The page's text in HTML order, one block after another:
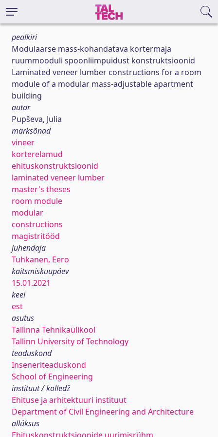
pealkiri
Modulaarse mass-kohandatava kortermaja
ruummooduli spoonliimpuidust konstruktsioonid
Laminated veneer lumber constructions for a room
module of a modular mass-adjustable apartment
building
autor
Pupševa, Julia
märksõnad
vineer
korterelamud
ehituskonstruktsioonid
laminated veneer lumber
master's theses
room module
modular
constructions
magistritööd
juhendaja
Tuhkanen, Eero
kaitsmiskuupäev
15.01.2021
keel
est
asutus
Tallinna Tehnikaülikool
Tallinn University of Technology
teaduskond
Inseneriteaduskond
School of Engineering
instituut / kolledž
Ehituse ja arhitektuuri instituut
Department of Civil Engineering and Architecture
allüksus